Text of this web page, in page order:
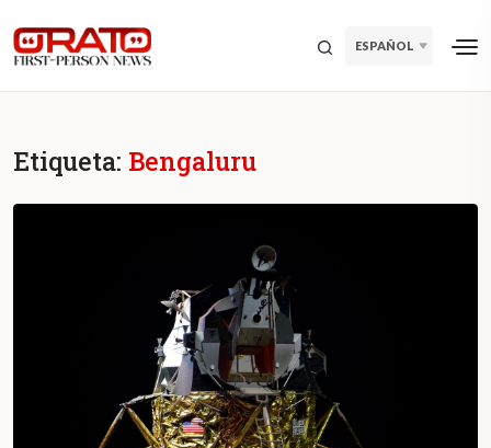
ESPAÑOL
Etiqueta: Bengaluru